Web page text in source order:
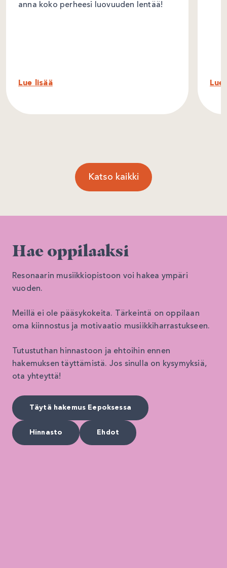
anna koko perheesi luovuuden lentää!
Lue lisää Lue
Katso kaikki
Hae oppilaaksi
Resonaarin musiikkiopistoon voi hakea ympäri
vuoden.
Meillä ei ole pääsykokeita. Tärkeintä on oppilaan
oma kiinnostus ja motivaatio musiikkiharrastukseen.
Tutustuthan hinnastoon ja ehtoihin ennen
hakemuksen täyttämistä. Jos sinulla on kysymyksiä,
ota yhteyttä!
Täytä hakemus Eepoksessa
Hinnasto Ehdot